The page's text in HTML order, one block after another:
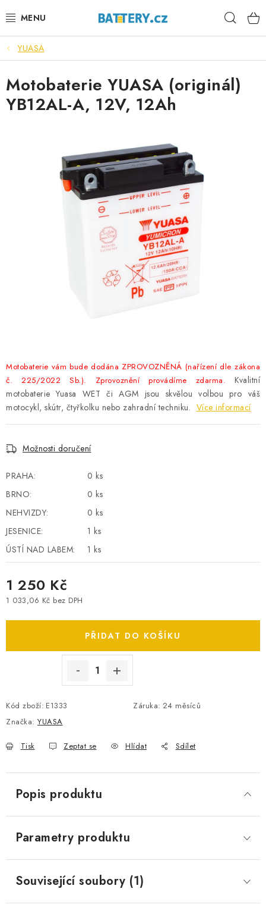
na
VÝHODNÉ SETY
SLUŽBY
AUTOBATERIE
TRAKČNÍ BATERIE
STANIČNÍ BATERIE
FOTOVOLTAIKA
STARTOVACÍ ZDROJE
TESTERY BATERIÍ
BATERIE PRO NOUZOVÁ OSVĚTLENÍ
SPOTŘEBNÍ BATERIE
PŘÍSLUŠENSTVÍ
DOPRAVA ZDARMA
POŠTOVNÉ A DOPRAVA
OBCHODNÍ PODMÍNKY
ZPĚTNÝ ODBĚR ELEKTROZAŘÍZENÍ A BATERIÍ
YUASA
Motobaterie vám bude dodána ZPROVOZNĚNÁ (nařízení dle zákona
č. 225/2022 Sb.). Zprovoznění provádíme zdarma. Kvalitní
motobaterie Yuasa WET či AGM jsou skvělou volbou pro váš
motocykl, skútr, čtyřkolku nebo zahradní techniku. Více informací
Možnosti doručení
PRAHA:
0 ks
BRNO:
0 ks
NEHVIZDY:
0 ks
JESENICE:
1 ks
ÚSTÍ NAD LABEM:
1 ks
1 250 Kč
1 033,06 Kč bez DPH
PŘIDAT DO KOŠÍKU
Kód zboží: E1333 Záruka: 24 měsíců
Značka: YUASA
Tisk Zeptat se Hlídat Sdílet
Motobaterie YUASA (originál)
YB12AL-A, 12V, 12Ah
Popis produktu
Parametry produktu
Související soubory (1)